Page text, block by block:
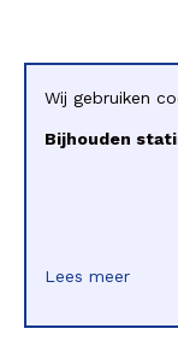
Wij gebruiken
Bijhouden
Lees meer